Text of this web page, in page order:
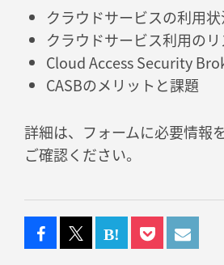
クラウドサービスの利用
クラウドサービス利用の
Cloud Access Security
CASBのメリットと課題
詳細は、フォームに必要情報
ご確認ください。